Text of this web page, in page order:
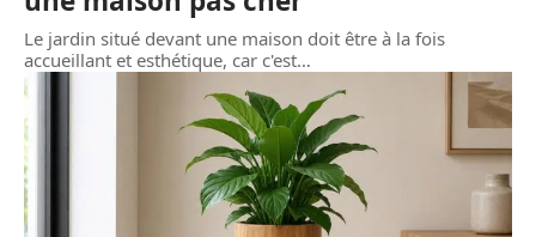
Le jardin situé devant une maison doit être à la fois
accueillant et esthétique, car c'est…